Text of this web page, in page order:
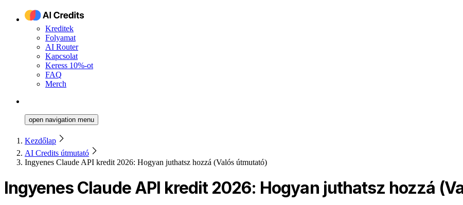
Kreditek
Folyamat
AI Router
Kapcsolat
Keress 10%-ot
FAQ
Merch
open navigation menu
Kezdőlap
AI Credits útmutató
Ingyenes Claude API kredit 2026: Hogyan juthatsz hozzá (Valós útmutató)
Ingyenes Claude API kredit 2026: Hogyan juthatsz hozzá